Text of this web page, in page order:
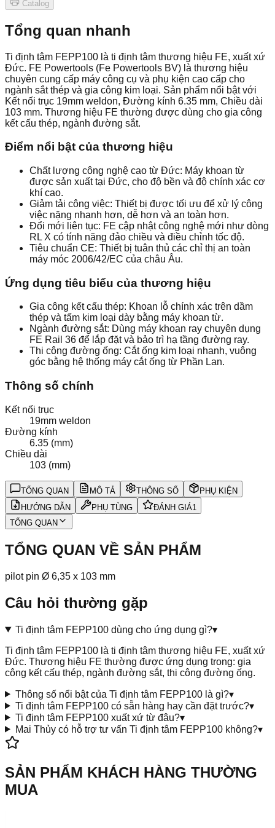
Catalog
Tổng quan nhanh
Ti định tâm FEPP100 là ti định tâm thương hiệu FE, xuất xứ
Đức. FE Powertools (Fe Powertools BV) là thương hiệu
chuyên cung cấp máy công cụ và phụ kiện cao cấp cho
ngành sắt thép và gia công kim loại. Sản phẩm nổi bật với
Kết nối trục 19mm weldon, Đường kính 6.35 mm, Chiều dài
103 mm. Thương hiệu FE thường được dùng cho gia công
kết cấu thép, ngành đường sắt.
Điểm nổi bật của thương hiệu
Chất lượng công nghệ cao từ Đức: Máy khoan từ
được sản xuất tại Đức, cho độ bền và độ chính xác cơ
khí cao.
Giảm tải công việc: Thiết bị được tối ưu để xử lý công
việc nặng nhanh hơn, dễ hơn và an toàn hơn.
Đổi mới liên tục: FE cập nhật công nghệ mới như dòng
RL X có tính năng đảo chiều và điều chỉnh tốc độ.
Tiêu chuẩn CE: Thiết bị tuân thủ các chỉ thị an toàn
máy móc 2006/42/EC của châu Âu.
Ứng dụng tiêu biểu của thương hiệu
Gia công kết cấu thép: Khoan lỗ chính xác trên dầm
thép và tấm kim loại dày bằng máy khoan từ.
Ngành đường sắt: Dùng máy khoan ray chuyên dụng
FE Rail 36 để lắp đặt và bảo trì hạ tầng đường ray.
Thi công đường ống: Cắt ống kim loại nhanh, vuông
góc bằng hệ thống máy cắt ống từ Phần Lan.
Thông số chính
Kết nối trục
19mm weldon
Đường kính
6.35 (mm)
Chiều dài
103 (mm)
TỔNG QUAN MÔ TẢ THÔNG SỐ
PHỤ KIỆN
HƯỚNG DẪN
PHỤ TÙNG ĐÁNH GIÁ1
TỔNG QUAN
TỔNG QUAN VỀ SẢN PHẨM
pilot pin Ø 6,35 x 103 mm
Câu hỏi thường gặp
Ti định tâm FEPP100 dùng cho ứng dụng gì?▾
Ti định tâm FEPP100 là ti định tâm thương hiệu FE, xuất xứ
Đức. Thương hiệu FE thường được ứng dụng trong: gia
công kết cấu thép, ngành đường sắt, thi công đường ống.
Thông số nổi bật của Ti định tâm FEPP100 là gì?▾
Ti định tâm FEPP100 có sẵn hàng hay cần đặt trước?▾
Ti định tâm FEPP100 xuất xứ từ đâu?▾
Mai Thủy có hỗ trợ tư vấn Ti định tâm FEPP100 không?▾
SẢN PHẨM KHÁCH HÀNG THƯỜNG
MUA